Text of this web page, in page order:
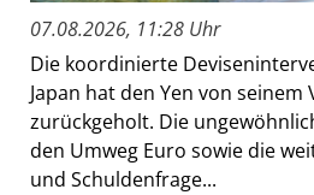
07.08.2026, 11:28 Uhr
Die koordinierte
Japan hat den Yen von seinem
zurückgeholt. Die
den Umweg Euro sowie die
und Schuldenfrage...